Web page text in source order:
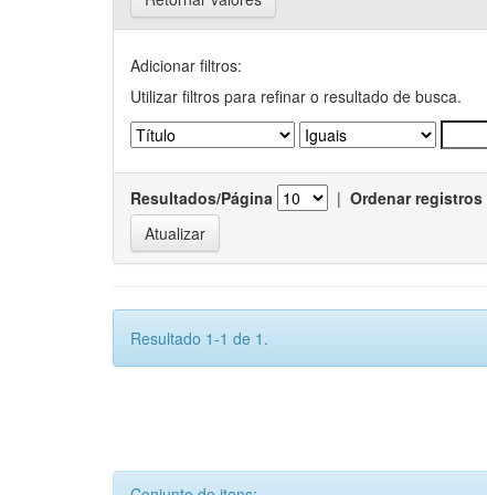
Adicionar filtros:
Utilizar filtros para refinar o resultado de busca.
Resultados/Página | Ordenar
Resultado 1-1 de 1.